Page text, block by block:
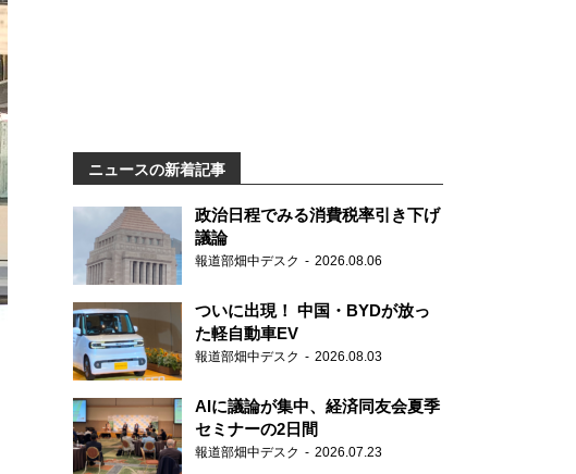
ニュースの新着記事
政治日程でみる消費税率引き下げ
議論
報道部畑中デスク 2026.08.06
ついに出現！ 中国・BYDが放っ
た軽自動車EV
報道部畑中デスク 2026.08.03
AIに議論が集中、経済同友会夏季
セミナーの2日間
報道部畑中デスク 2026.07.23